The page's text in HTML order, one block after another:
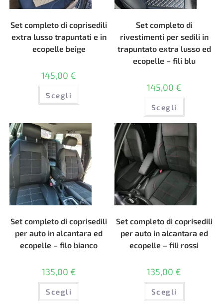
Set completo di coprisedili
extra lusso trapuntati e in
ecopelle beige
145,00 €
Scegli
Questo
ha
Le
opzioni
possono
essere
scelte
nella
pagina
del
prodotto
Set completo di
rivestimenti per sedili in
trapuntato extra lusso ed
ecopelle – fili blu
145,00 €
Scegli
Questo
ha
più
varianti.
Le
possono
scelte
nella
pagina
del
Set completo di coprisedili
per auto in alcantara ed
ecopelle – filo bianco
135,00 €
Scegli
Questo
Set completo di coprisedili
per auto in alcantara ed
ecopelle – fili rossi
135,00 €
Scegli
Questo
ha